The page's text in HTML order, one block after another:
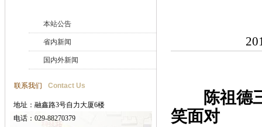
本站公告
省内新闻
国内外新闻
联系我们 Contact Us
地址：融鑫路3号自力大厦6楼
电话：029-88270379
陈祖德三
笑面对